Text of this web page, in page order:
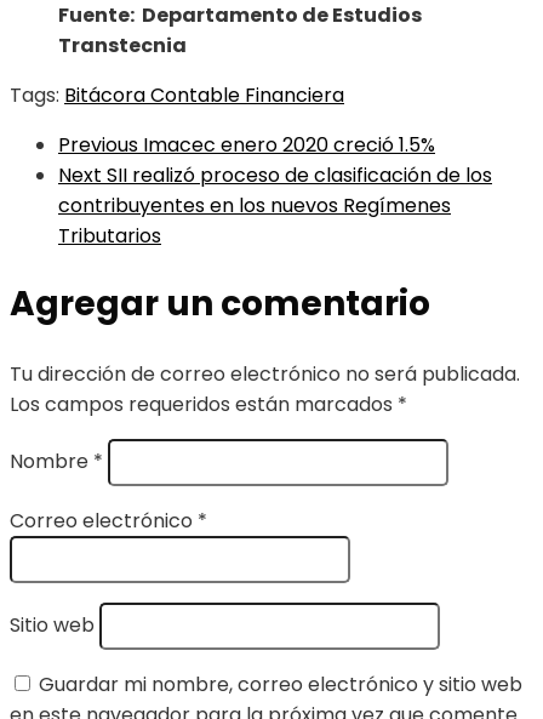
Fuente: Departamento de Estudios
Transtecnia
Tags: Bitácora Contable Financiera
Previous Imacec enero 2020 creció 1.5%
Next SII realizó proceso de clasificación de los
contribuyentes en los nuevos Regímenes
Tributarios
Agregar un comentario
Tu dirección de correo electrónico no será publicada.
Los campos requeridos están marcados *
Nombre *
Correo electrónico *
Sitio web
Guardar mi nombre, correo electrónico y sitio web